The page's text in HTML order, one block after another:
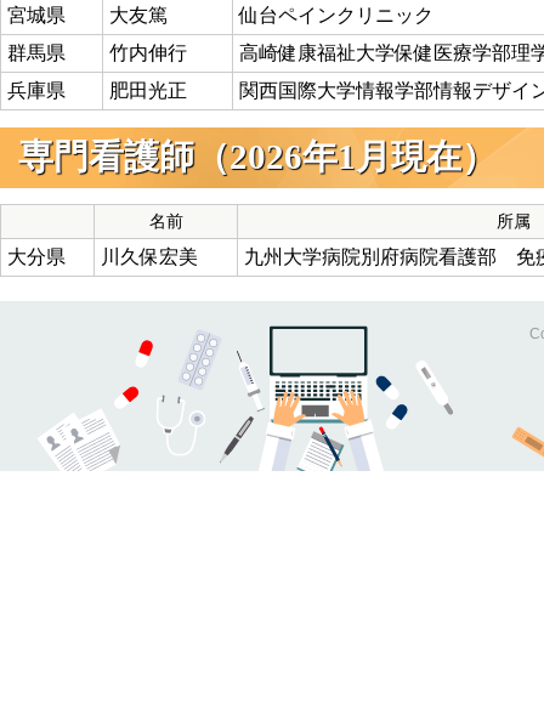
宮城県 大友篤
仙台ペインクリニック
群馬県
竹内伸行
高崎健康福祉大学保健医療学部理
兵庫県
肥田光正 関西国際大学情報学部情報デザイ
専門看護師（2026年1月現在）
名前 所属
大分県 川久保宏美 九州大学病院別府病院看護部 免